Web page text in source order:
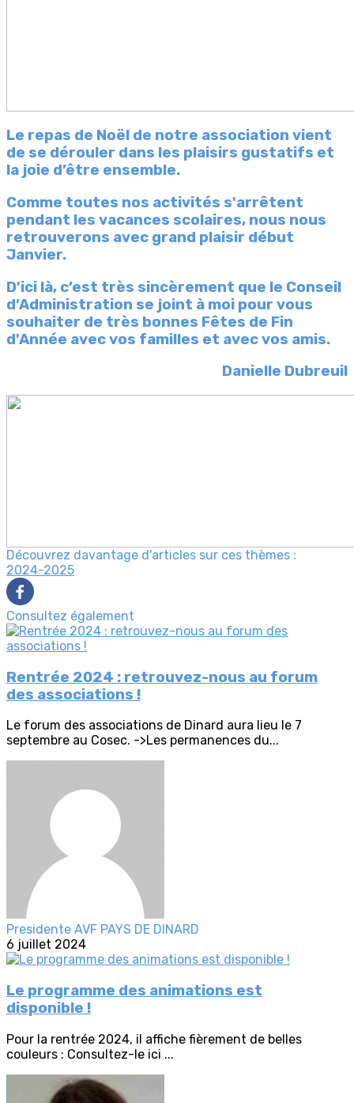
Le repas de Noël de notre association vient
de se dérouler dans les plaisirs gustatifs et
la joie d’être ensemble.
Comme toutes nos activités s'arrêtent
pendant les vacances scolaires, nous nous
retrouverons avec grand plaisir début
Janvier.
D'ici là, c’est très sincèrement que le Conseil
d’Administration se joint à moi pour vous
souhaiter de très bonnes Fêtes de Fin
d'Année avec vos familles et avec vos amis.
Danielle Dubreuil
Découvrez davantage d'articles sur ces thèmes :
2024-2025
Consultez également
Rentrée 2024 : retrouvez-nous au forum
des associations !
Le forum des associations de Dinard aura lieu le 7
septembre au Cosec. ->Les permanences du...
Presidente AVF PAYS DE DINARD
6 juillet 2024
Le programme des animations est
disponible !
Pour la rentrée 2024, il affiche fièrement de belles
couleurs : Consultez-le ici ...